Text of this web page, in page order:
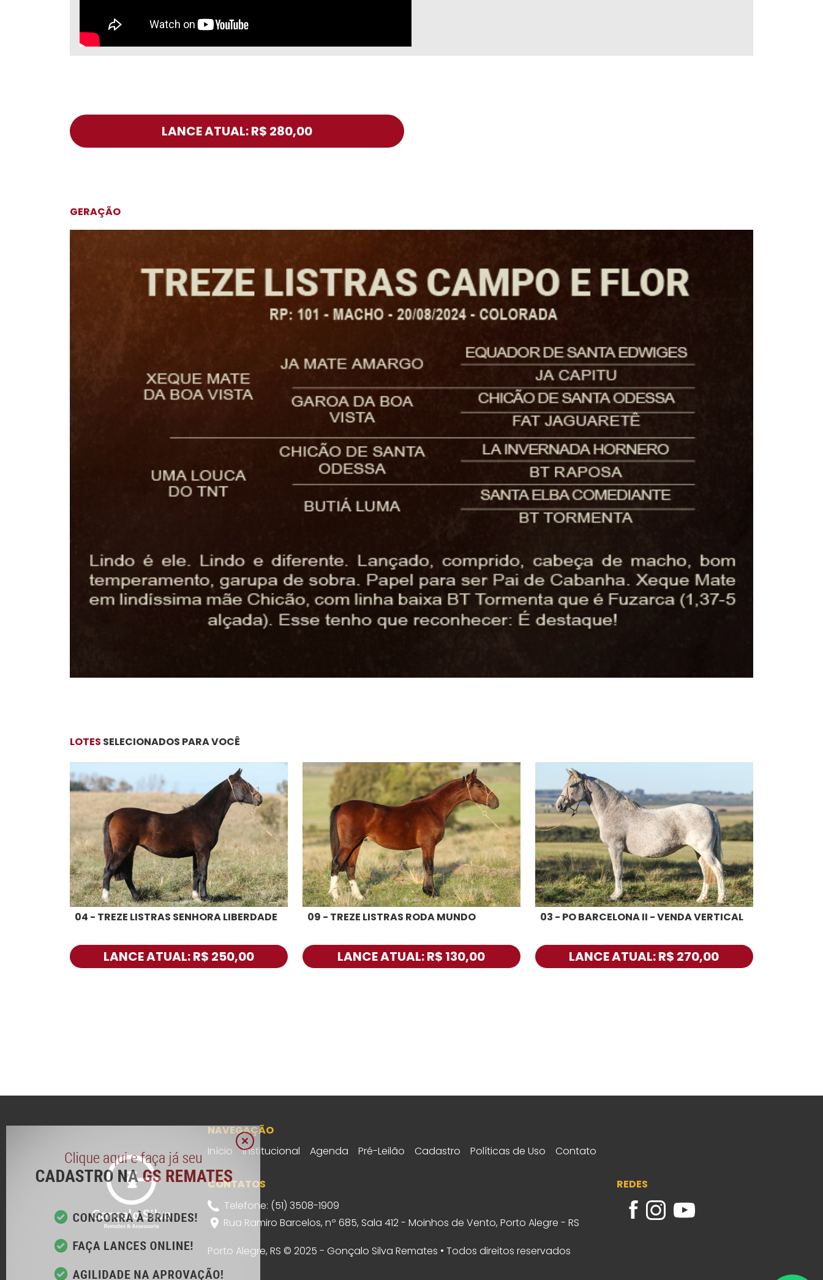
LANCE ATUAL: R$ 280,00
GERAÇÃO
LOTES SELECIONADOS PARA VOCÊ
04 - TREZE LISTRAS SENHORA LIBERDADE
LANCE ATUAL: R$ 250,00
09 - TREZE LISTRAS RODA MUNDO
LANCE ATUAL: R$ 130,00
03 - PO BARCELONA II - VENDA VERTICAL
LANCE ATUAL: R$ 270,00
NAVEGAÇÃO
Início
Institucional Agenda Pré-Leilão Cadastro Políticas de Uso Contato
CONTATOS
Telefone: (51) 3508-1909
Rua Ramiro Barcelos, nº 685, Sala 412 - Moinhos de Vento, Porto Alegre - RS
Porto Alegre, RS © 2025 - Gonçalo Silva Remates • Todos direitos reservados
REDES